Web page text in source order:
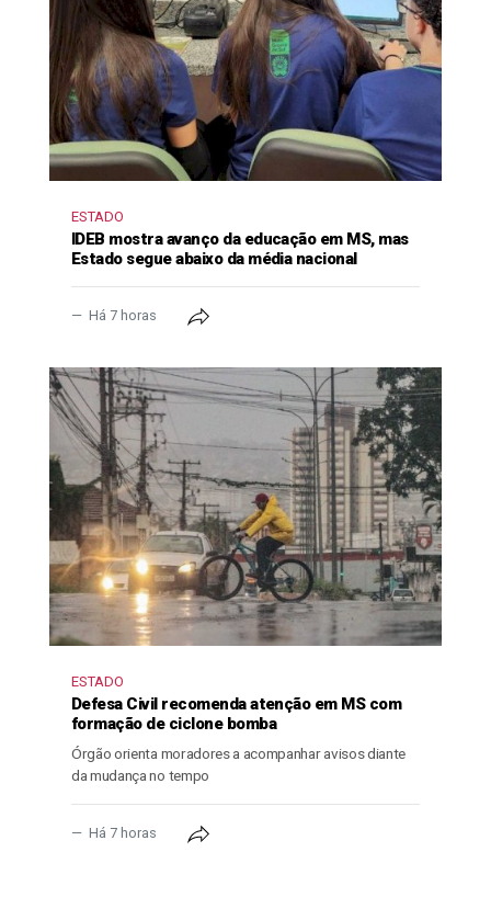
ESTADO
IDEB mostra avanço da educação em MS, mas
Estado segue abaixo da média nacional
Há 7 horas
ESTADO
Defesa Civil recomenda atenção em MS com
formação de ciclone bomba
Órgão orienta moradores a acompanhar avisos diante
da mudança no tempo
Há 7 horas